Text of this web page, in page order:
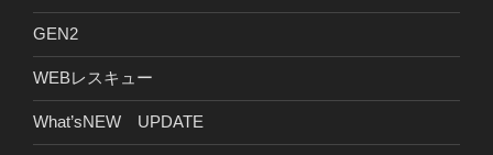
GEN2
WEBレスキュー
What’sNEW UPDATE